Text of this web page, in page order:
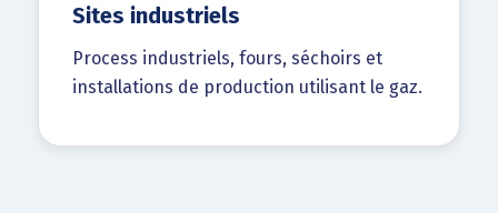
Sites industriels
Process industriels, fours, séchoirs et
installations de production utilisant le gaz.